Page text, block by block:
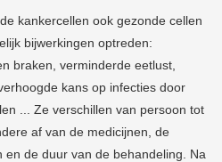
kankercellen ook gezonde cellen
bijwerkingen optreden:
braken, verminderde eetlust,
kans op infecties door
... Ze verschillen van persoon tot
af van de medicijnen, de
en de duur van de behandeling. Na